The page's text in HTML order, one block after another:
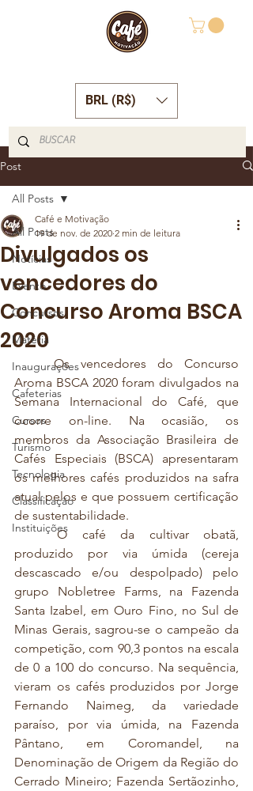
BRL (R$)
Post
All Posts
Notícias
Evento
Concursos
Matéria
Inaugurações
Cafeterias
Cursos
Turismo
Tecnologia
Classificação
Instituições
All Posts
Divulgados os
vencedores do
Concurso Aroma BSCA
2020
Café e Motivação
19 de nov. de 2020 2 min de leitura
	Os vencedores do Concurso
Aroma BSCA 2020 foram divulgados na
Semana Internacional do Café, que
ocorre on-line. Na ocasião, os
membros da Associação Brasileira de
Cafés Especiais (BSCA) apresentaram
os melhores cafés produzidos na safra
atual pelos e que possuem certificação
de sustentabilidade.
	O café da cultivar obatã,
produzido por via úmida (cereja
descascado e/ou despolpado) pelo
grupo Nobletree Farms, na Fazenda
Santa Izabel, em Ouro Fino, no Sul de
Minas Gerais, sagrou-se o campeão da
competição, com 90,3 pontos na escala
de 0 a 100 do concurso. Na sequência,
vieram os cafés produzidos por Jorge
Fernando Naimeg, da variedade
paraíso, por via úmida, na Fazenda
Pântano, em Coromandel, na
Denominação de Origem da Região do
Cerrado Mineiro; Fazenda Sertãozinho,